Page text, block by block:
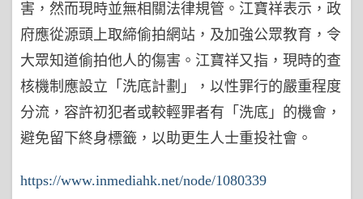
害，然而現時並無相關法律規管。江寶祥表示，政
府應從源頭上取締偷拍網站，及加強公眾教育，令
大眾知道偷拍他人的傷害。江寶祥又指，現時的查
核機制應設立「洗底計劃」，以性罪行的嚴重程度
分流，容許初犯者或較輕罪者有「洗底」的機會，
避免留下終身標籤，以助更生人士重投社會。
https://www.inmediahk.net/node/1080339